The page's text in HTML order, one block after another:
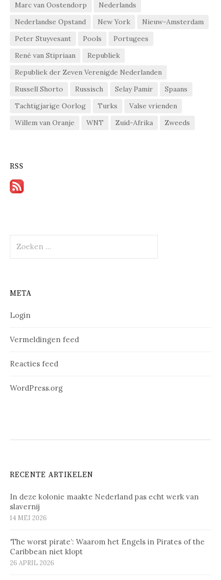
Marc van Oostendorp
Nederlands
Nederlandse Opstand
New York
Nieuw-Amsterdam
Peter Stuyvesant
Pools
Portugees
René van Stipriaan
Republiek
Republiek der Zeven Verenigde Nederlanden
Russell Shorto
Russisch Selay Pamir
Spaans
Tachtigjarige Oorlog
Turks
Valse vrienden
Willem van Oranje
WNT Zuid-Afrika Zweeds
RSS
naar:
META
Login
Vermeldingen feed
Reacties feed
WordPress.org
RECENTE ARTIKELEN
In deze kolonie maakte Nederland pas echt werk van
slavernij
14 MEI 2026
‘The worst pirate’: Waarom het Engels in Pirates of the
Caribbean niet klopt
26 APRIL 2026